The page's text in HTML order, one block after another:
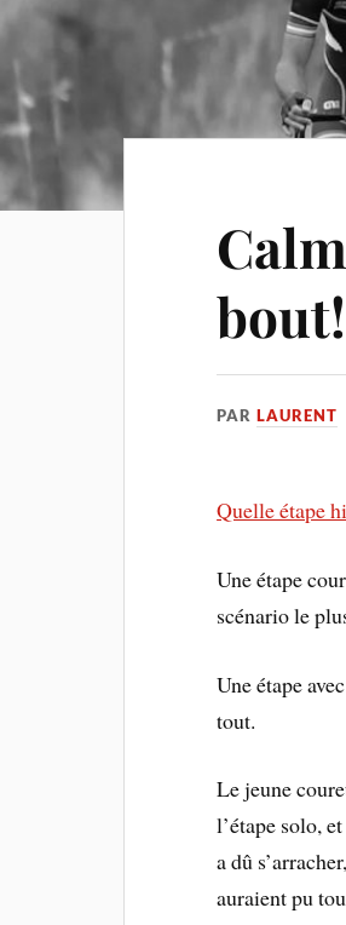
bout!
PARLAURENT
Quelle étape
Une étape
scénario le
Une étape
tout.
Le jeune
l’étape solo,
a dû
auraient pu